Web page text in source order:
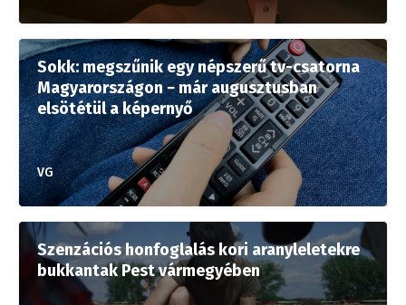
Sokk: megszűnik egy népszerű tv-csatorna
Magyarországon − már augusztusban
elsötétül a képernyő
VG
Szenzációs honfoglalás kori aranyleletekre
bukkantak Pest vármegyében